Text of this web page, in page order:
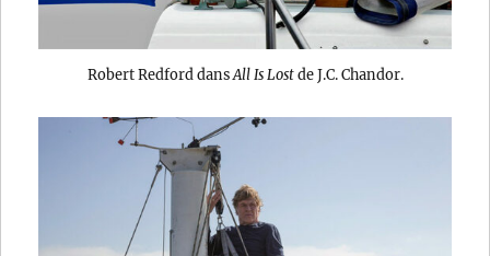
Robert Redford dansAll Is Lostde J.C. Chandor.